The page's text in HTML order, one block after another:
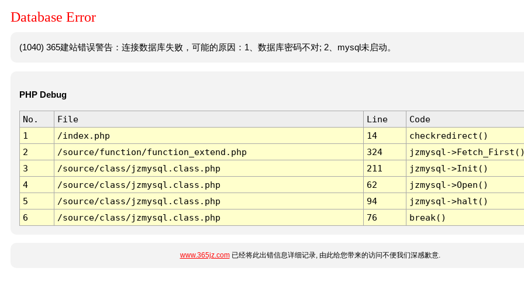
Database Error
(1040) 365建站错误警告：连接数据库失败，可能的原因：1、数据库密码不对; 2、mysql未启动。
PHP Debug
No. File Line
Code
1
/index.php 14
checkredirect()
2
/source/function/function_extend.php 324
jzmysql-
3
/source/class/jzmysql.class.php 211
jzmysql->Init()
4
/source/class/jzmysql.class.php 62
jzmysql->Open()
5
/source/class/jzmysql.class.php 94
jzmysql->halt()
6
/source/class/jzmysql.class.php 76 break()
www.365jz.com已经将此出错信息详细记录, 由此给您带来的访问不便我们深感歉意.